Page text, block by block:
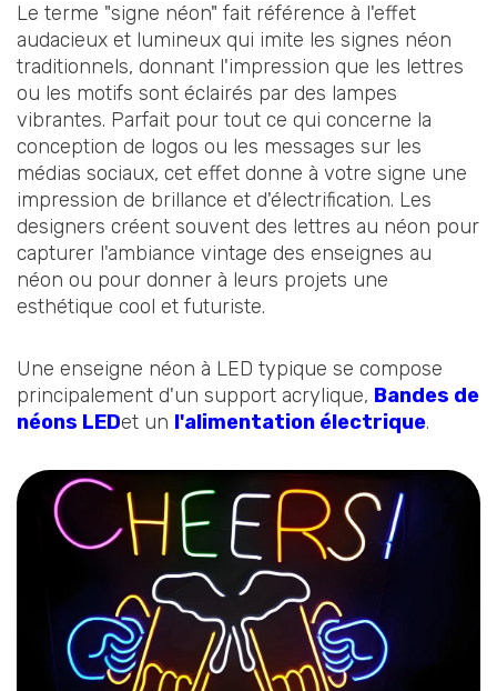
Le terme "signe néon" fait référence à l'effet
audacieux et lumineux qui imite les signes néon
traditionnels, donnant l'impression que les lettres
ou les motifs sont éclairés par des lampes
vibrantes. Parfait pour tout ce qui concerne la
conception de logos ou les messages sur les
médias sociaux, cet effet donne à votre signe une
impression de brillance et d'électrification. Les
designers créent souvent des lettres au néon pour
capturer l'ambiance vintage des enseignes au
néon ou pour donner à leurs projets une
esthétique cool et futuriste.
Une enseigne néon à LED typique se compose
principalement d'un support acrylique, Bandes de
néons LEDet un l'alimentation électrique.